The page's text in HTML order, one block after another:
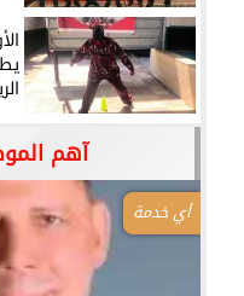
آهم
أي خدمة